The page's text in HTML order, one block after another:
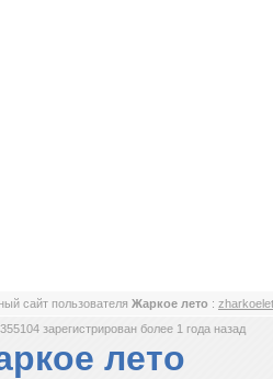
сайт пользователя Жаркое лето :
зарегистрирован более 1 года назад
лето